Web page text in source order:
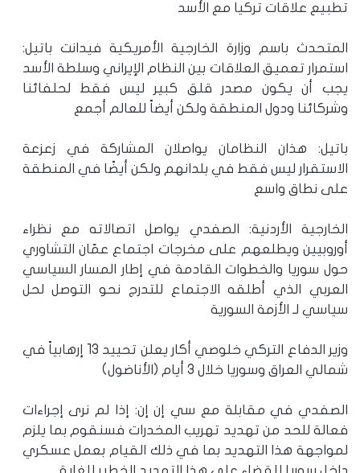
تطبيع علاقات تركيا مع الأسد
المتحدث باسم وزارة الخارجية الأمريكية فيدانت باتيل:
استمرار تعميق العلاقات بين النظام الإيراني وسلطة الأسد
يجب أن يكون مصدر قلق كبير ليس فقط لحلفائنا
وشركائنا ودول المنطقة ولكن أيضاً للعالم أجمع
باتيل: هذان النظامان يواصلان المشاركة في زعزعة
الاستقرار ليس فقط في بلدانهم ولكن أيضًا في المنطقة
على نطاق واسع
الخارجية الأردنية: الصفدي يواصل اتصالاته مع نظراء
أوروبيين ويطلعهم على مخرجات اجتماع عمّان التشاوري
حول سوريا والخطوات القادمة في إطار المسار السياسي
العربي الذي أطلقه الاجتماع للتدرج نحو التوصل لحل
سياسي لـ الأزمة السورية
وزير الدفاع التركي خلوصي أكار يعلن تحييد 13 إرهابياً في
شمالي العراق وسوريا خلال 3 أيام (الأناضول)
الصفدي في مقابلة مع سي إن إن: إذا لم نرى إجراءات
فعالة للحد من تهديد تهريب المخدرات فسنقوم بما يلزم
لمواجهة هذا التهديد بما في ذلك القيام بعمل عسكري